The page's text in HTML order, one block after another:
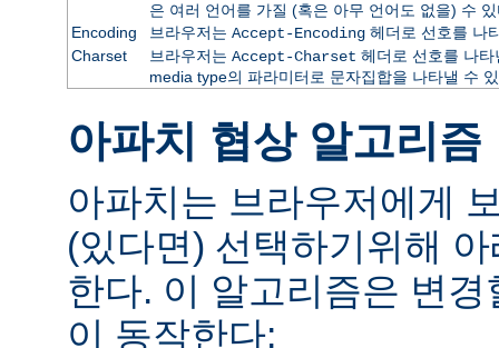
은 여러 언어를 가질 (혹은 아무 언어도 없을) 수
Encoding
브라우저는 Accept-Encoding헤더로 선호를 나
Charset
브라우저는 Accept-Charset 헤더로 선호를 나
media type의 파라미터로 문자집합을 나타낼 수
아파치 협상 알고리즘
아파치는 브라우저에게
(있다면) 선택하기위해
한다. 이 알고리즘은 변
이 동작한다: